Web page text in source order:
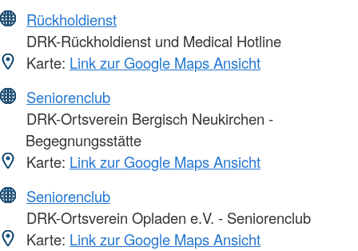
Rückholdienst
DRK-Rückholdienst und Medical Hotline
Karte: Link zur Google Maps Ansicht
Seniorenclub
DRK-Ortsverein Bergisch Neukirchen -
Begegnungsstätte
Karte: Link zur Google Maps Ansicht
Seniorenclub
DRK-Ortsverein Opladen e.V. - Seniorenclub
Karte: Link zur Google Maps Ansicht